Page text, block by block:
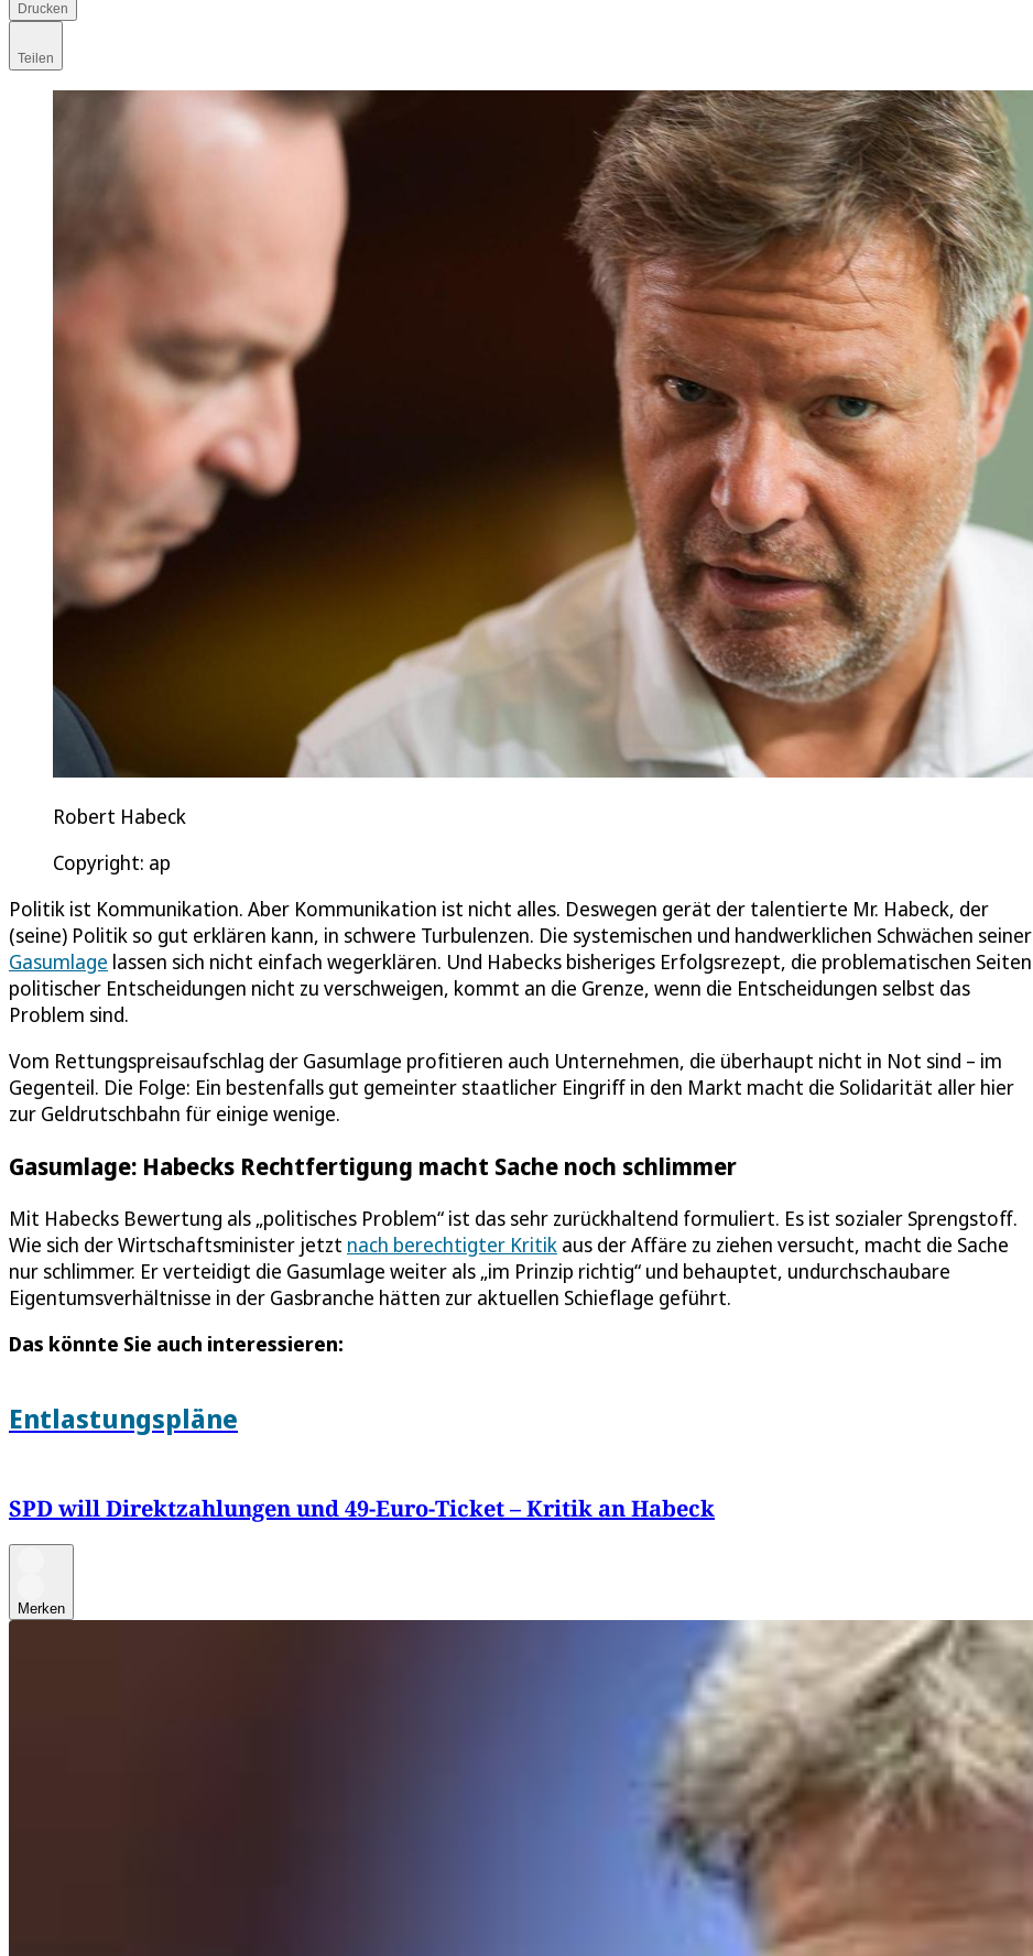
Drucken
Teilen
Robert Habeck
Copyright: ap
Politik ist Kommunikation. Aber Kommunikation ist nicht alles. Deswegen gerät der talentierte Mr. Habeck, der
(seine) Politik so gut erklären kann, in schwere Turbulenzen. Die systemischen und handwerklichen Schwächen seiner
Gasumlage lassen sich nicht einfach wegerklären. Und Habecks bisheriges Erfolgsrezept, die problematischen Seiten
politischer Entscheidungen nicht zu verschweigen, kommt an die Grenze, wenn die Entscheidungen selbst das
Problem sind.
Vom Rettungspreisaufschlag der Gasumlage profitieren auch Unternehmen, die überhaupt nicht in Not sind – im
Gegenteil. Die Folge: Ein bestenfalls gut gemeinter staatlicher Eingriff in den Markt macht die Solidarität aller hier
zur Geldrutschbahn für einige wenige.
Gasumlage: Habecks Rechtfertigung macht Sache noch schlimmer
Mit Habecks Bewertung als „politisches Problem“ ist das sehr zurückhaltend formuliert. Es ist sozialer Sprengstoff.
Wie sich der Wirtschaftsminister jetzt nach berechtigter Kritik aus der Affäre zu ziehen versucht, macht die Sache
nur schlimmer. Er verteidigt die Gasumlage weiter als „im Prinzip richtig“ und behauptet, undurchschaubare
Eigentumsverhältnisse in der Gasbranche hätten zur aktuellen Schieflage geführt.
Das könnte Sie auch interessieren:
Entlastungspläne
SPD will Direktzahlungen und 49-Euro-Ticket – Kritik an Habeck
Merken